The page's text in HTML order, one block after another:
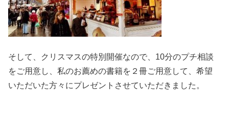
そして、クリスマスの特別開催なので、10分のプチ相談
をご用意し、私のお薦めの書籍を２冊ご用意して、希望
いただいた方々にプレゼントさせていただきました。